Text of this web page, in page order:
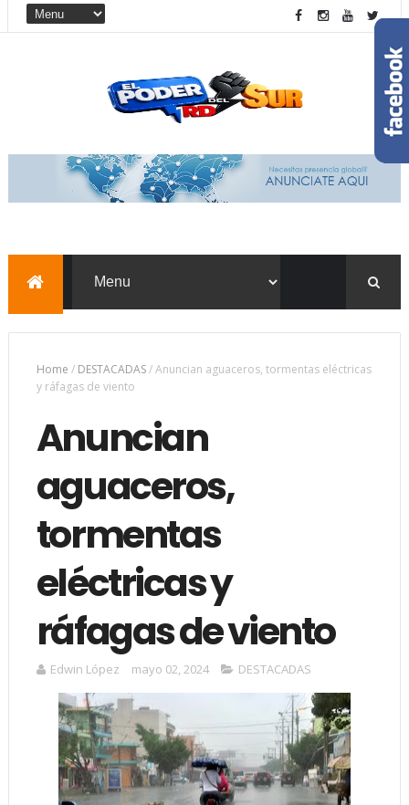
Home / DESTACADAS/Anuncian aguaceros, tormentas eléctricas
y ráfagas de viento
Anuncian
aguaceros,
tormentas
eléctricas y
ráfagas de viento
Edwin López mayo 02, 2024 DESTACADAS